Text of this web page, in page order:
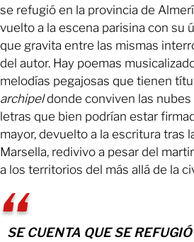
se refugió en la provincia de
vuelto a la escena parisina con su
que gravita entre las mismas
del autor. Hay poemas
melodías pegajosas que tienen
archipeldonde conviven las nubes
letras que bien podrían estar
mayor, devuelto a la escritura tras
Marsella, redivivo a pesar del
a los territorios del más allá de la
SE CUENTA QUE SE